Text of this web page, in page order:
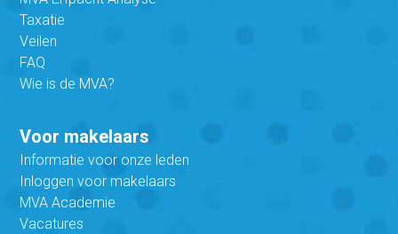
Taxatie
Veilen
FAQ
Wie is de MVA?
Voor makelaars
Informatie voor onze leden
Inloggen voor makelaars
MVA Academie
Vacatures